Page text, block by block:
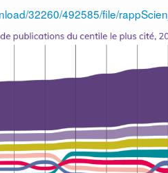
32260/492585/file/